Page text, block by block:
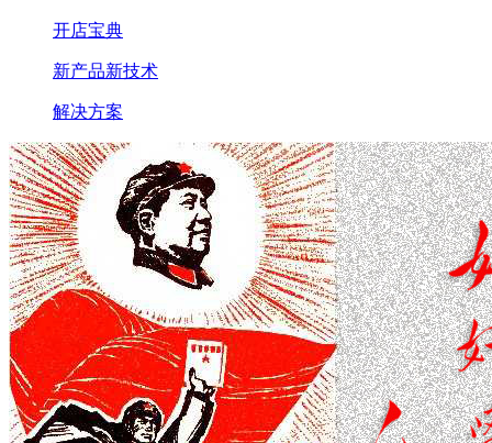
开店宝典
新产品新技术
解决方案